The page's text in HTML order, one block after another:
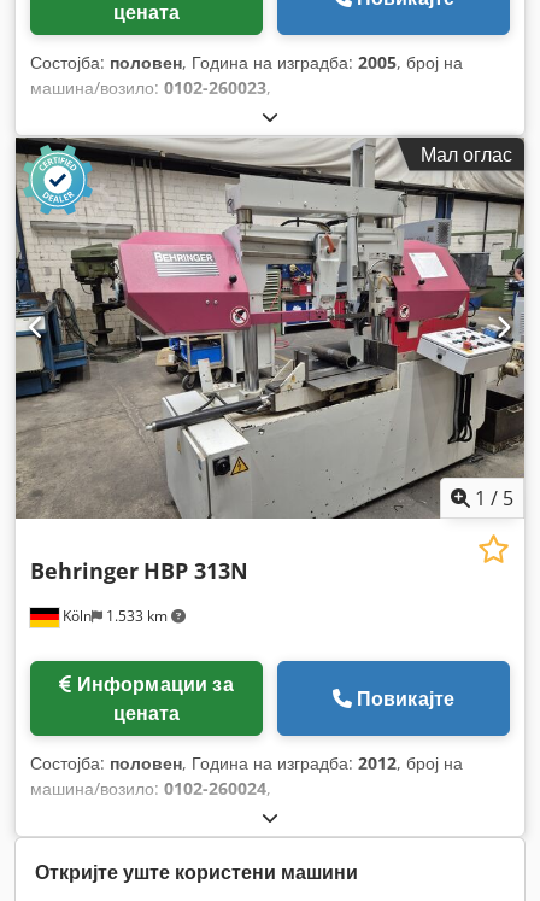
цената
Состојба: половен, Година на изградба: 2005, број на
машина/возило: 0102-260023,
Мал оглас
1 / 5
Köln 1.533 km
Behringer HBP 313N
цената
Повикајте
Состојба: половен, Година на изградба: 2012, број на
машина/возило: 0102-260024,
Откријте уште користени машини